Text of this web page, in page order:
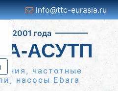
info@ttc-eurasia.ru
с 2001 года
АСУТП
частотные
насосы Ebara